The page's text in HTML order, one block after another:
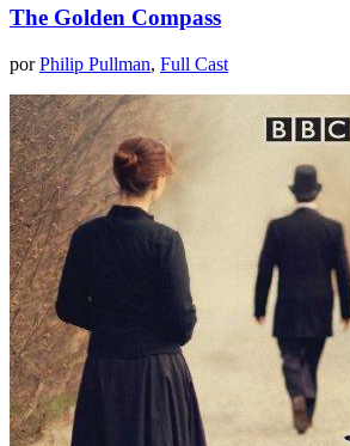
The Golden Compass
porPhilip Pullman, Full Cast